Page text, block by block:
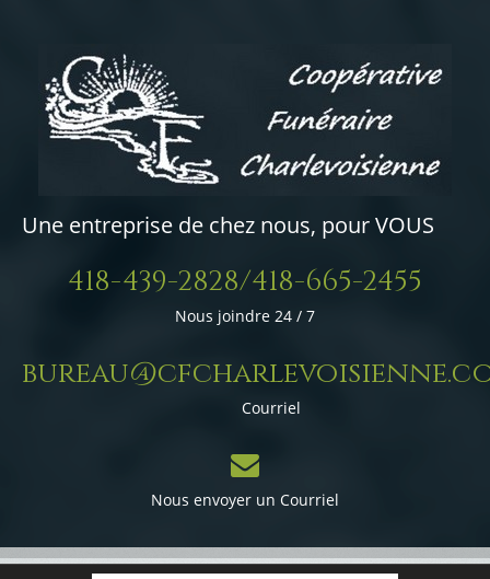
Une entreprise de chez nous, pour VOUS
418-439-2828/418-665-2455
Nous joindre 24 / 7
Courriel
Nous envoyer un Courriel